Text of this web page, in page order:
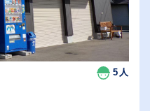
5人